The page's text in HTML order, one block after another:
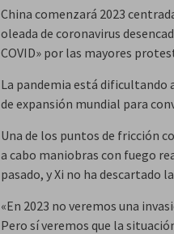
China comenzará 2023
oleada de coronavirus
COVID» por las mayores
La pandemia está
de expansión mundial para
Una de los puntos de fricción
a cabo maniobras con fuego
pasado, y Xi no ha descartado
«En 2023 no veremos una
Pero sí veremos que la